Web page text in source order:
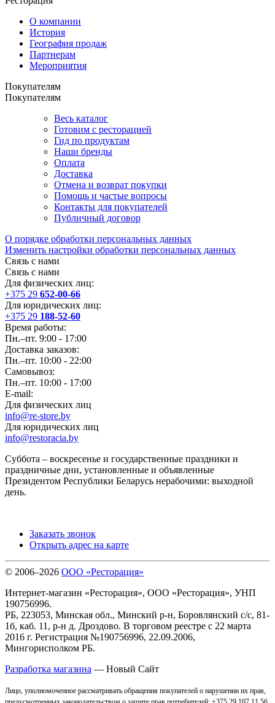
О компании
История
География продаж
Партнерам
Мероприятия
Покупателям
Покупателям
Весь каталог
Готовим с ресторацией
Гид по продуктам
Наши бренды
Оплата
Доставка
Отмена и возврат покупки
Помощь и частые вопросы
Контакты для покупателей
Публичный договор
О порядке обработки персональных данных
Изменить настройки обработки персональных данных
Связь с нами
Связь с нами
Для физических лиц:
+375 29 652-00-66
Для юридических лиц:
+375 29 188-52-60
Время работы:
Пн.–пт. 9:00 - 17:00
Доставка заказов:
Пн.–пт. 10:00 - 22:00
Самовывоз:
Пн.–пт. 10:00 - 17:00
E-mail:
Для физических лиц
info@re-store.by
Для юридических лиц
info@restoracia.by
Суббота – воскресенье и государственные праздники и
праздничные дни, установленные и объявленные
Президентом Республики Беларусь нерабочими: выходной
день.
Заказать звонок
Открыть адрес на карте
© 2006–2026 ООО «Ресторация»
Интернет-магазин «Ресторация», ООО «Ресторация», УНП
190756996.
РБ, 223053, Минская обл., Минский р-н, Боровлянский с/с, 81-
1б, каб. 11, р-н д. Дроздово. В торговом реестре с 22 марта
2016 г. Регистрация №190756996, 22.09.2006,
Мингорисполком РБ.
Разработка магазина — Новый Сайт
Лицо, уполномоченное рассматривать обращения покупателей о нарушении их прав,